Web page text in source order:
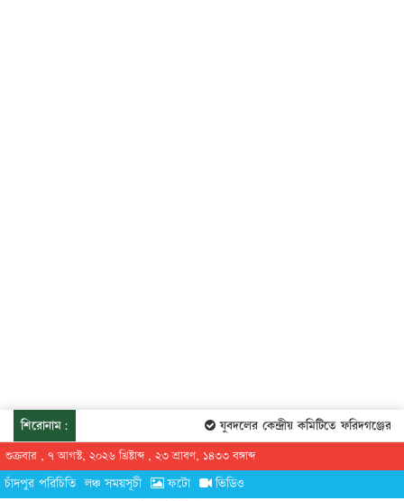
শিরোনাম: যুবদলের কেন্দ্রীয় কমিটিতে ফরিদগঞ্জের
শুক্রবার , ৭ আগস্ট, ২০২৬ খ্রিষ্টাব্দ , ২৩ শ্রাবণ, ১৪৩৩ বঙ্গাব্দ
চাঁদপুর পরিচিতি লঞ্চ সময়সূচী ফটো ভিডিও